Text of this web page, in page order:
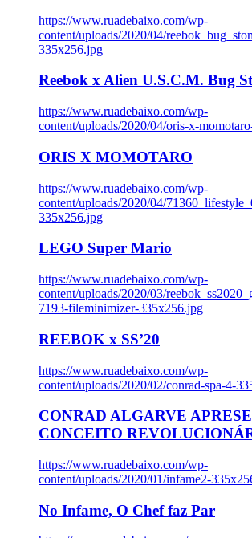
https://www.ruadebaixo.com/wp-
content/uploads/2020/04/
335x256.jpg
Reebok x Alien U.S.C.M. Bug
https://www.ruadebaixo.com/wp-
content/uploads/2020/04/oris-x-
ORIS X MOMOTARO
https://www.ruadebaixo.com/wp-
content/uploads/2020/04/
335x256.jpg
LEGO Super Mario
https://www.ruadebaixo.com/wp-
content/uploads/2020/03/
7193-fileminimizer-335x256.jpg
REEBOK x SS’20
https://www.ruadebaixo.com/wp-
content/uploads/2020/02/conrad-spa-4-
CONRAD ALGARVE
CONCEITO
https://www.ruadebaixo.com/wp-
content/uploads/2020/01/infame2-
No Infame, O Chef faz Par